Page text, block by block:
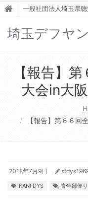
一般社団法人埼玉県
埼玉デフヤ
【報告】
大会in大
【報告】第６６回
2018年7月9日
KANFDYS 青年部便り